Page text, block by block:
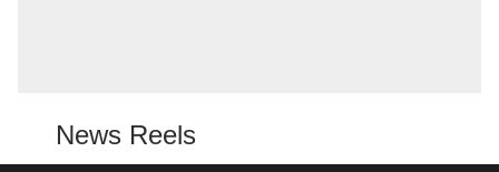
News Reels